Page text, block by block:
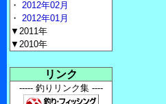
・ 2012年02月
・ 2012年01月
▼2011年
▼2010年
リンク
----- 釣りリンク集 ----